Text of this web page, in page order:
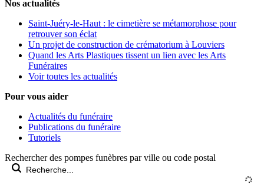
Nos actualités
Saint-Juéry-le-Haut : le cimetière se métamorphose pour
retrouver son éclat
Un projet de construction de crématorium à Louviers
Quand les Arts Plastiques tissent un lien avec les Arts
Funéraires
Voir toutes les actualités
Pour vous aider
Actualités du funéraire
Publications du funéraire
Tutoriels
Rechercher des pompes funèbres par ville ou code postal